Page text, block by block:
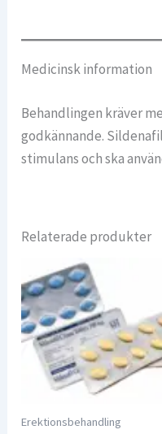
Medicinsk information
Behandlingen kräver
godkännande.
stimulans och ska
Relaterade produkter
Erektionsbehandling